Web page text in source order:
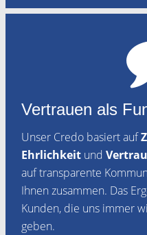
Vertrauen als
Unser Credo basiert auf
Ehrlichkeit und
auf transparente
Ihnen zusammen. Das
Kunden, die uns immer
geben.